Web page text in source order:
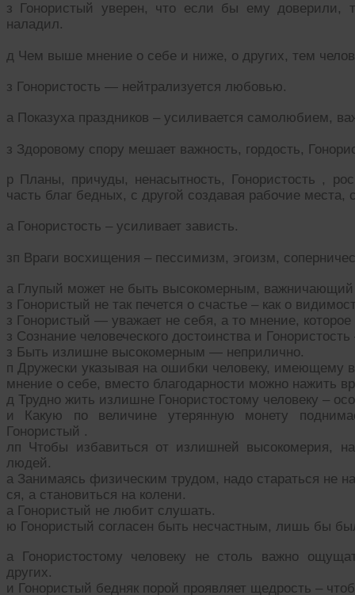
з Гонористый уверен, что если бы ему
наладил.
д Чем выше мнение о себе и ниже, о других, тем
з Гонористость — нейтрализуется любовью.
а Показуха праздников – усиливается самолюбием,
з Здоровому спору мешает важность, гордость,
р Планы, причуды, ненасытность, Гонористость ,
часть благ бедных, с другой создавая рабочие места,
а Гонористость – усиливает зависть.
зп Враги восхищения – пессимизм, эгоизм,
а Глупый может не быть высокомерным, важничающий
з Гонористый не так печется о счастье – как о
з Гонористый — уважает не себя, а то мнение,
з Сознание человеческого достоинства и
з Быть излишне высокомерным — неприлично.
п Дружески указывая на ошибки человеку, имеющему
мнение о себе, вместо благодарности можно нажить
д Трудно жить излишне Гонористостому человеку –
и Какую по величине утерянную монету
Гонористый .
лп Чтобы избавиться от излишней высокомерия,
людей.
а Занимаясь физическим трудом, надо стараться не
ся, а становиться на колени.
а Гонористый не любит слушать.
ю Гонористый согласен быть несчастным, лишь бы
а Гонористостому человеку не столь важно
других.
и Гонористый бедняк порой проявляет щедрость –